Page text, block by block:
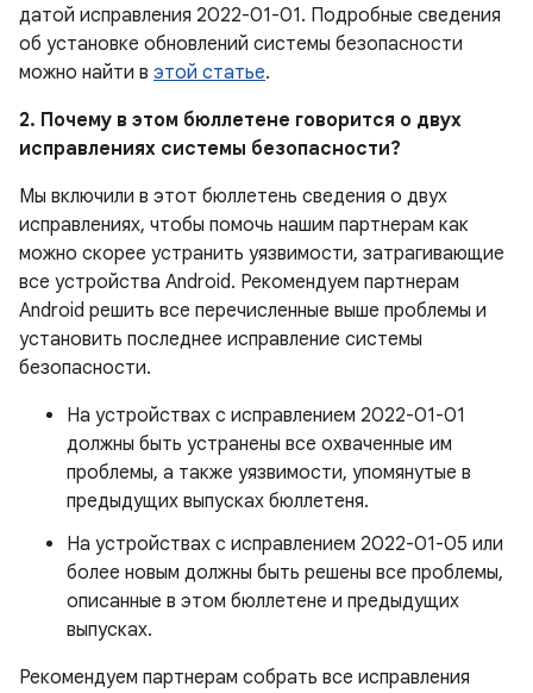
датой исправления 2022-01-01. Подробные сведения
об установке обновлений системы безопасности
можно найти в этой статье.
2. Почему в этом бюллетене говорится о двух
исправлениях системы безопасности?
Мы включили в этот бюллетень сведения о двух
исправлениях, чтобы помочь нашим партнерам как
можно скорее устранить уязвимости, затрагивающие
все устройства Android. Рекомендуем партнерам
Android решить все перечисленные выше проблемы и
установить последнее исправление системы
безопасности.
На устройствах с исправлением 2022-01-01
должны быть устранены все охваченные им
проблемы, а также уязвимости, упомянутые в
предыдущих выпусках бюллетеня.
На устройствах с исправлением 2022-01-05 или
более новым должны быть решены все проблемы,
описанные в этом бюллетене и предыдущих
выпусках.
Рекомендуем партнерам собрать все исправления